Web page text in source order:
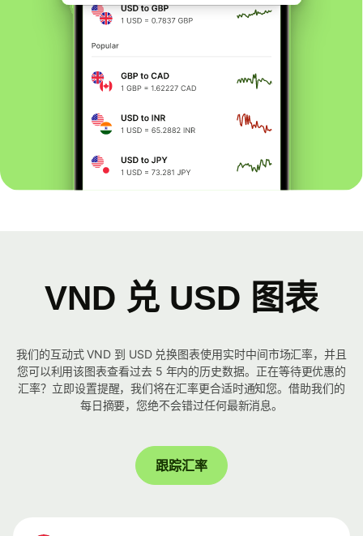
VND 兑 USD 图表
我们的互动式 VND 到 USD 兑换图表使用实时中间市场汇率，并且
您可以利用该图表查看过去 5 年内的历史数据。正在等待更优惠的
汇率？立即设置提醒，我们将在汇率更合适时通知您。借助我们的
每日摘要，您绝不会错过任何最新消息。
跟踪汇率